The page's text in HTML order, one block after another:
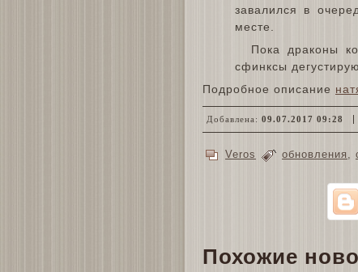
завалился в
месте.
Пока драконы
сфинксы
Подробное описание
Добавлена: 09.07.2017 09:28
Veros обновления
Похожие